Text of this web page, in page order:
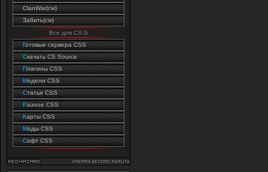
ClanWar(cw)
Забить(cw)
Все для CS:S
Готовые сервера CSS
Cкачать CS Source
Плагины CSS
Модели CSS
Статьи CSS
Разное CSS
Карты CSS
Моды CSS
Софт CSS